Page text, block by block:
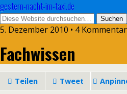
gestern-nacht-im-taxi.de
5. Dezember 2010 • 4
Fachwissen
Teilen Tweet